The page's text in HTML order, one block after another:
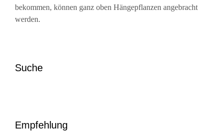
bekommen, können ganz oben Hängepflanzen angebracht
werden.
Suche
Empfehlung